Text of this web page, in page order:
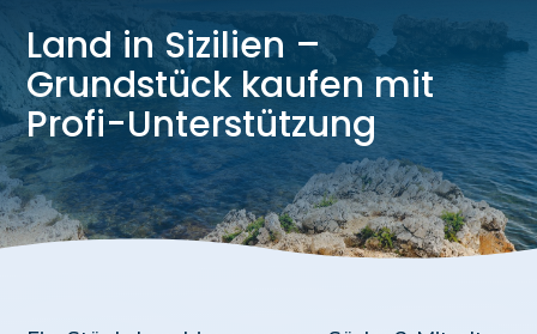
Land in Sizilien –
Grundstück kaufen mit
Profi-Unterstützung